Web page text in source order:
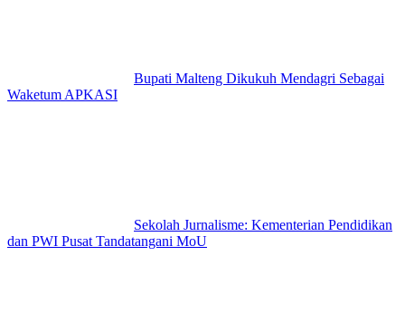
Bupati Malteng Dikukuh Mendagri Sebagai
Waketum APKASI
Sekolah Jurnalisme: Kementerian Pendidikan
dan PWI Pusat Tandatangani MoU